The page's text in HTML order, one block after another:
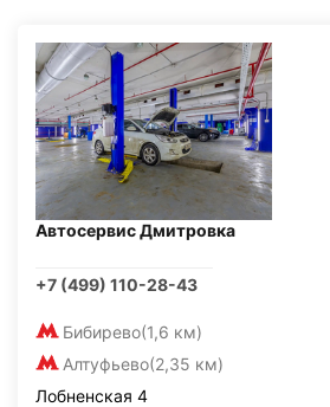
Автосервис Дмитровка
+7 (499) 110-28-43
Бибирево(1,6 км)
Алтуфьево(2,35 км)
Лобненская 4